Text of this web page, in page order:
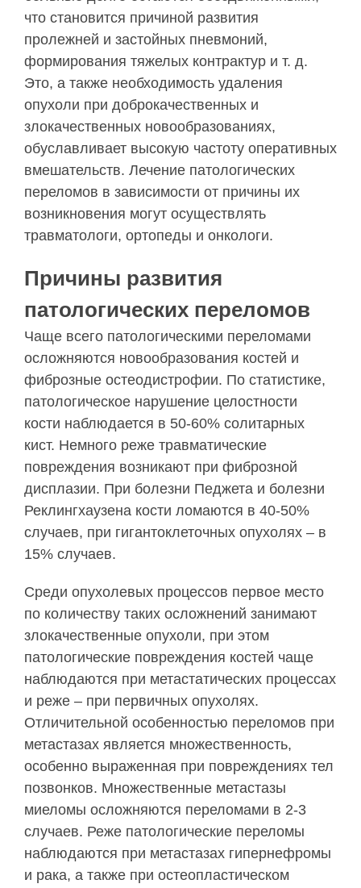
что становится причиной развития
пролежней и застойных пневмоний,
формирования тяжелых контрактур и т. д.
Это, а также необходимость удаления
опухоли при доброкачественных и
злокачественных новообразованиях,
обуславливает высокую частоту оперативных
вмешательств. Лечение патологических
переломов в зависимости от причины их
возникновения могут осуществлять
травматологи, ортопеды и онкологи.
Причины развития
патологических переломов
Чаще всего патологическими переломами
осложняются новообразования костей и
фиброзные остеодистрофии. По статистике,
патологическое нарушение целостности
кости наблюдается в 50-60% солитарных
кист. Немного реже травматические
повреждения возникают при фиброзной
дисплазии. При болезни Педжета и болезни
Реклингхаузена кости ломаются в 40-50%
случаев, при гигантоклеточных опухолях – в
15% случаев.
Среди опухолевых процессов первое место
по количеству таких осложнений занимают
злокачественные опухоли, при этом
патологические повреждения костей чаще
наблюдаются при метастатических процессах
и реже – при первичных опухолях.
Отличительной особенностью переломов при
метастазах является множественность,
особенно выраженная при повреждениях тел
позвонков. Множественные метастазы
миеломы осложняются переломами в 2-3
случаев. Реже патологические переломы
наблюдаются при метастазах гипернефромы
и рака, а также при остеопластическом